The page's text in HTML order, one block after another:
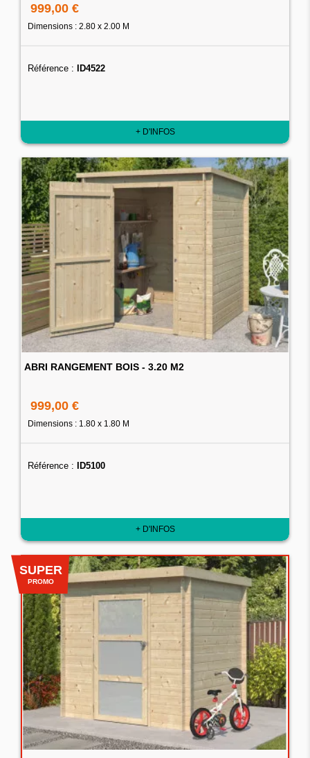
999,00 €
Dimensions : 2.80 x 2.00 M
Référence : ID4522
+ D'INFOS
ABRI RANGEMENT BOIS - 3.20 M2
999,00 €
Dimensions : 1.80 x 1.80 M
Référence : ID5100
+ D'INFOS
SUPER
PROMO